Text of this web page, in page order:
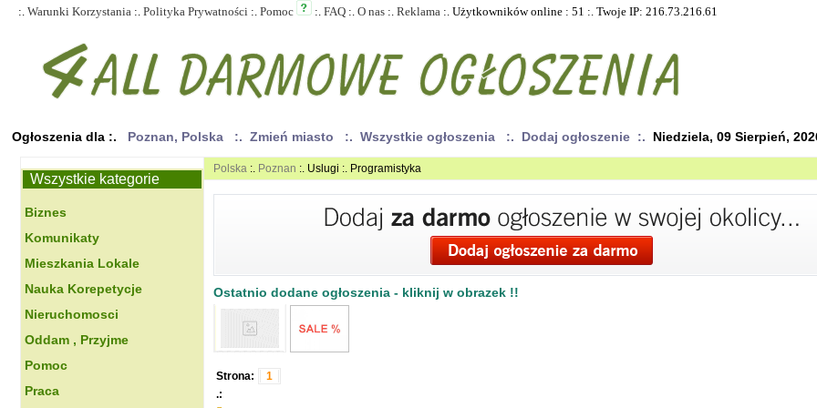
:. Warunki Korzystania :. Polityka Prywatności :. Pomoc :. FAQ :. O nas :. Reklama :. Użytkowników online : 51 :. Twoje IP: 216.73.216.61
Ogłoszenia dla :. Poznan, Polska :. Zmień miasto :. Wszystkie ogłoszenia :. Dodaj ogłoszenie :. Niedziela, 09 Sierpień,
Wszystkie kategorie
Biznes
Komunikaty
Mieszkania Lokale
Nauka Korepetycje
Nieruchomosci
Oddam , Przyjme
Pomoc
Praca
Polska :. Poznan :. Uslugi :. Programistyka
Ostatnio dodane ogłoszenia - kliknij w obrazek !!
Strona:
1
.: